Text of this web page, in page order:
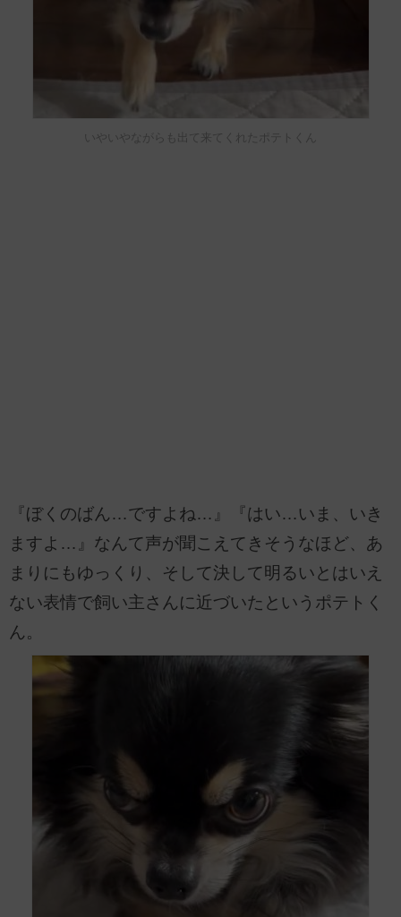
いやいやながらも出て来てくれたポテトくん
『ぼくのばん…ですよね…』『はい…いま、いき
ますよ…』なんて声が聞こえてきそうなほど、あ
まりにもゆっくり、そして決して明るいとはいえ
ない表情で飼い主さんに近づいたというポテトく
ん。